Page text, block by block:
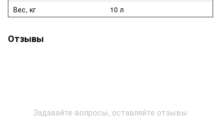
Вес, кг
10 л
Отзывы
Задавайте вопросы, оставляйте отзывы